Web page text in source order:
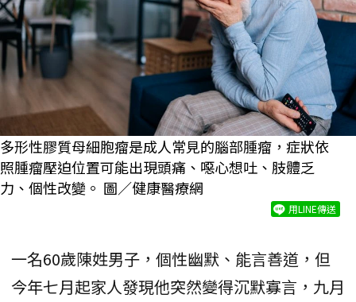
多形性膠質母細胞瘤是成人常見的腦部腫瘤，症狀依
照腫瘤壓迫位置可能出現頭痛、噁心想吐、肢體乏
力、個性改變。 圖／健康醫療網
用LINE傳送
一名60歲陳姓男子，個性幽默、能言善道，但
今年七月起家人發現他突然變得沉默寡言，九月